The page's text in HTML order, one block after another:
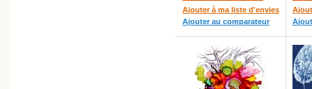
Ajouter à ma liste d'envies
Ajouter au comparateur